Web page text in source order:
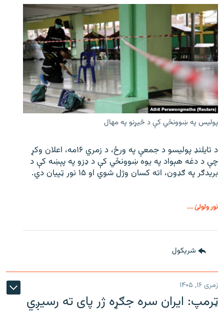
پولیس په ښوونځي کې د څیړنو په مهال
د تایلنډ پولیسو د جمعې په ورځ، د زمري ۱۶مه، اعلان وکړ
چې د دغه هېواد په یوه ښوونځي کې د ډزو په پېښه کې د
بریدګر په ګډون، اته کسان وژل شوي او ۱۵ نور ټپیان دي.
نور ولولئ ...
شريکول
زمری ۱۶, ۱۴۰۵
ټرمپ: ایران سره جګړه ژر پای ته رسیږي